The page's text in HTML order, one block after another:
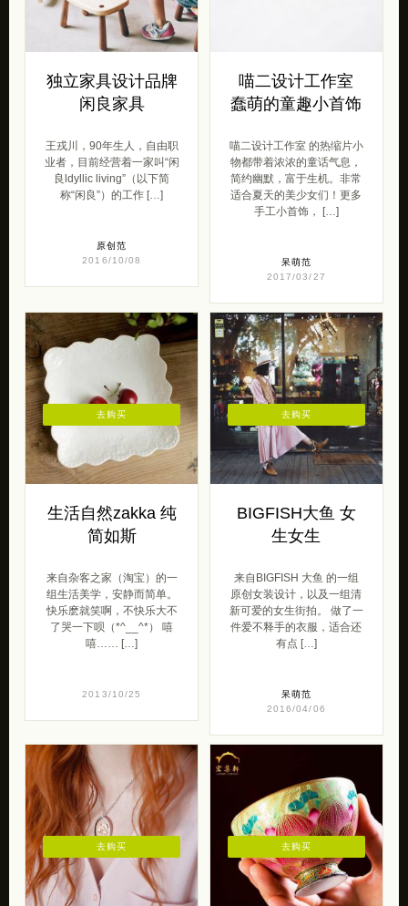
独立家具设计品牌
闲良家具
王戎川，90年生人，自由职
业者，目前经营着一家叫“闲
良ldyllic living”（以下简
称“闲良”）的工作 […]
原创范
2016/10/08
喵二设计工作室
蠢萌的童趣小首饰
喵二设计工作室 的热缩片小
物都带着浓浓的童话气息，
简约幽默，富于生机。非常
适合夏天的美少女们！更多
手工小首饰， […]
呆萌范
2017/03/27
生活自然zakka 纯
简如斯
来自杂客之家（淘宝）的一
组生活美学，安静而简单。
快乐麽就笑啊，不快乐大不
了哭一下呗（*^__^*） 嘻
嘻…… […]
2013/10/25
去购买
BIGFISH大鱼 女
生女生
来自BIGFISH 大鱼 的一组
原创女装设计，以及一组清
新可爱的女生街拍。 做了一
件爱不释手的衣服，适合还
有点 […]
呆萌范
2016/04/06
去购买
去购买 去购买